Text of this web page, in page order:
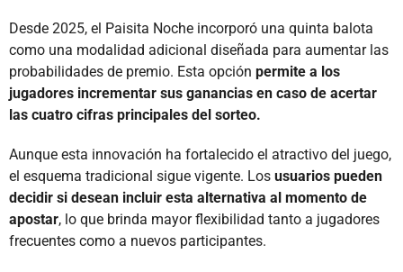
Desde 2025, el Paisita Noche incorporó una quinta balota
como una modalidad adicional diseñada para aumentar las
probabilidades de premio. Esta opción permite a los
jugadores incrementar sus ganancias en caso de acertar
las cuatro cifras principales del sorteo.
Aunque esta innovación ha fortalecido el atractivo del juego,
el esquema tradicional sigue vigente. Los usuarios pueden
decidir si desean incluir esta alternativa al momento de
apostar, lo que brinda mayor flexibilidad tanto a jugadores
frecuentes como a nuevos participantes.